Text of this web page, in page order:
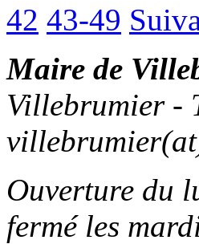
42 43-49
Maire de
Villebrumier -
Ouverture du
fermé les